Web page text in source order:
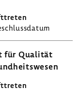
für Qualität